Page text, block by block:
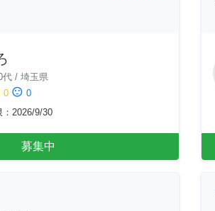
代 / 埼玉県
0 sentiment_dissatisfied 0
： 2026/9/30
募集中